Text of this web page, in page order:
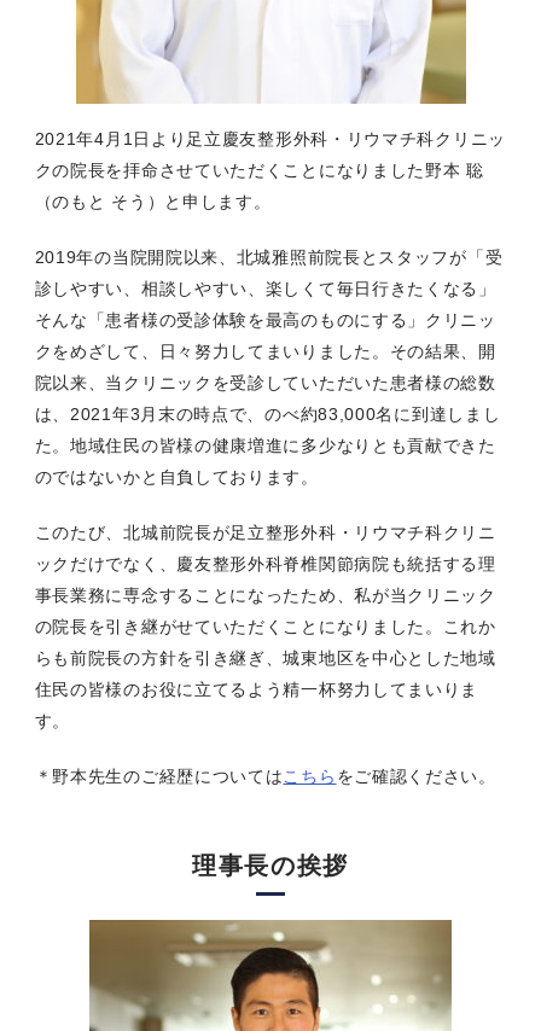
2021年4月1日より足立慶友整形外科・リウマチ科クリニッ
クの院長を拝命させていただくことになりました野本 聡
（のもと そう）と申します。
2019年の当院開院以来、北城雅照前院長とスタッフが「受
診しやすい、相談しやすい、楽しくて毎日行きたくなる」
そんな「患者様の受診体験を最高のものにする」クリニッ
クをめざして、日々努力してまいりました。その結果、開
院以来、当クリニックを受診していただいた患者様の総数
は、2021年3月末の時点で、のべ約83,000名に到達しまし
た。地域住民の皆様の健康増進に多少なりとも貢献できた
のではないかと自負しております。
このたび、北城前院長が足立整形外科・リウマチ科クリニ
ックだけでなく、
慶友整形外科脊椎関節病院 も統括する理
事長業務に専念することになったため、私が当クリニック
の院長を引き継がせていただくことになりました。これか
らも前院長の方針を引き継ぎ、城東地区を中心とした地域
住民の皆様のお役に立てるよう精一杯努力してまいりま
す。
＊野本先生のご経歴についてはこちら をご確認ください。
理事長の挨拶